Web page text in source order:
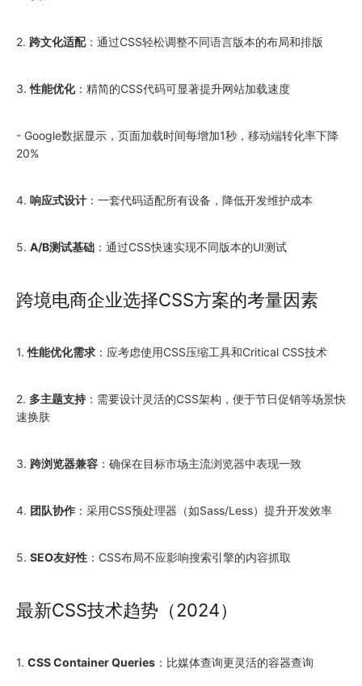
2. 跨文化适配：通过CSS轻松调整不同语言版本的布局和排版
3.性能优化：精简的CSS代码可显著提升网站加载速度
- Google数据显示，页面加载时间每增加1秒，移动端转化率下降
20%
4. 响应式设计 ：一套代码适配所有设备，降低开发维护成本
5. A/B测试基础 ：通过CSS快速实现不同版本的UI测试
跨境电商企业选择CSS方案的考量因素
1.性能优化需求 ：应考虑使用CSS压缩工具和Critical CSS技术
2. 多主题支持 ：需要设计灵活的CSS架构，便于节日促销等场景快
速换肤
3. 跨浏览器兼容 ：确保在目标市场主流浏览器中表现一致
4. 团队协作 ：采用CSS预处理器（如Sass/Less）提升开发效率
5. SEO友好性 ：CSS布局不应影响搜索引擎的内容抓取
最新CSS技术趋势（2024）
1. CSS Container Queries ：比媒体查询更灵活的容器查询